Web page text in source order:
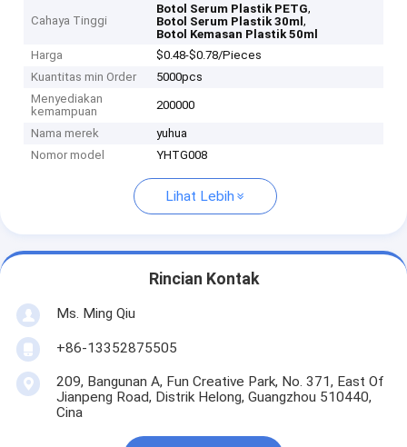
Cahaya Tinggi
Botol Serum Plastik PETG,
Botol Serum Plastik 30ml,
Botol Kemasan Plastik 50ml
Harga
$0.48-$0.78/Pieces
Kuantitas min Order
5000pcs
Menyediakan
kemampuan
200000
Nama merek
yuhua
Nomor model
YHTG008
Lihat Lebih
Rincian Kontak
Ms. Ming Qiu
+86-13352875505
209, Bangunan A, Fun Creative Park, No. 371, East Of
Jianpeng Road, Distrik Helong, Guangzhou 510440,
Cina